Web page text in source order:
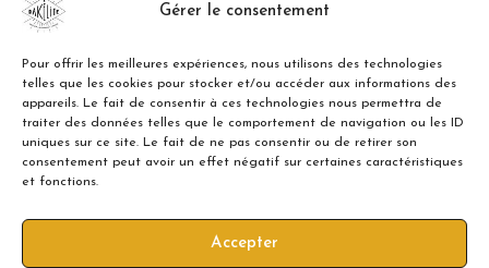
Gérer le consentement
Pour offrir les meilleures expériences, nous utilisons des technologies
telles que les cookies pour stocker et/ou accéder aux informations des
appareils. Le fait de consentir à ces technologies nous permettra de
traiter des données telles que le comportement de navigation ou les ID
uniques sur ce site. Le fait de ne pas consentir ou de retirer son
consentement peut avoir un effet négatif sur certaines caractéristiques
et fonctions.
Accepter